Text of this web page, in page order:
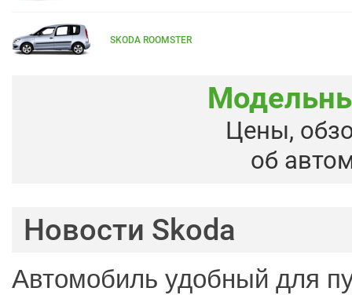
SKODA ROOMSTER
Цены,
об
Новости Skoda
Автомобиль удобный для